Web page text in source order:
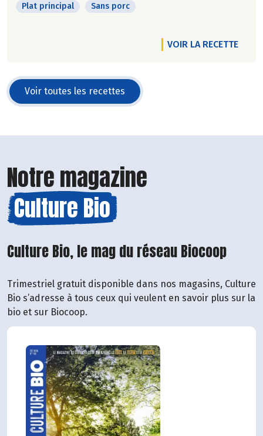
Plat principal Sans porc
VOIR LA RECETTE
Voir toutes les recettes
Notre magazine
Culture Bio
Culture Bio, le mag du réseau Biocoop
Trimestriel gratuit disponible dans nos magasins, Culture
Bio s’adresse à tous ceux qui veulent en savoir plus sur la
bio et sur Biocoop.